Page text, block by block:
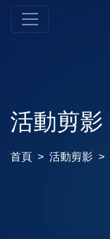
活動剪影
首頁 活動剪影